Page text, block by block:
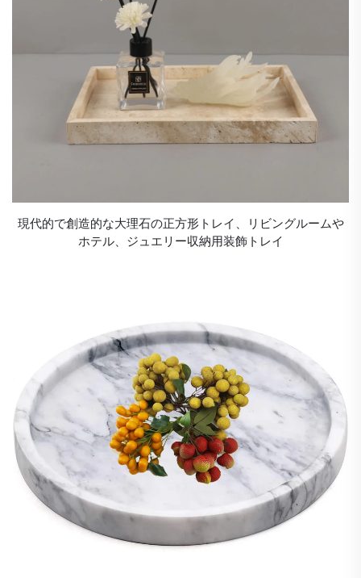
現代的で創造的な大理石の正方形トレイ、リビングルームや
ホテル、ジュエリー収納用装飾トレイ